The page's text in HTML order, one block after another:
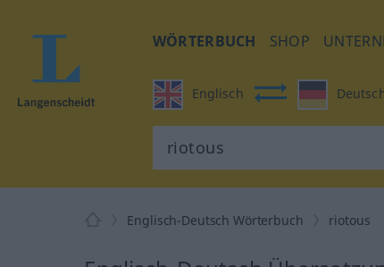
WÖRTERBUCH SHOP
Englisch
Englisch-Deutsch Wörterbuch riotous